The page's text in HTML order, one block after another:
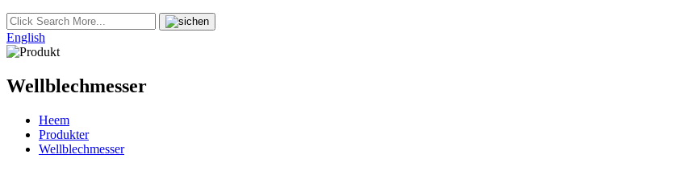
English
Wellblechmesser
Heem
Produkter
Wellblechmesser